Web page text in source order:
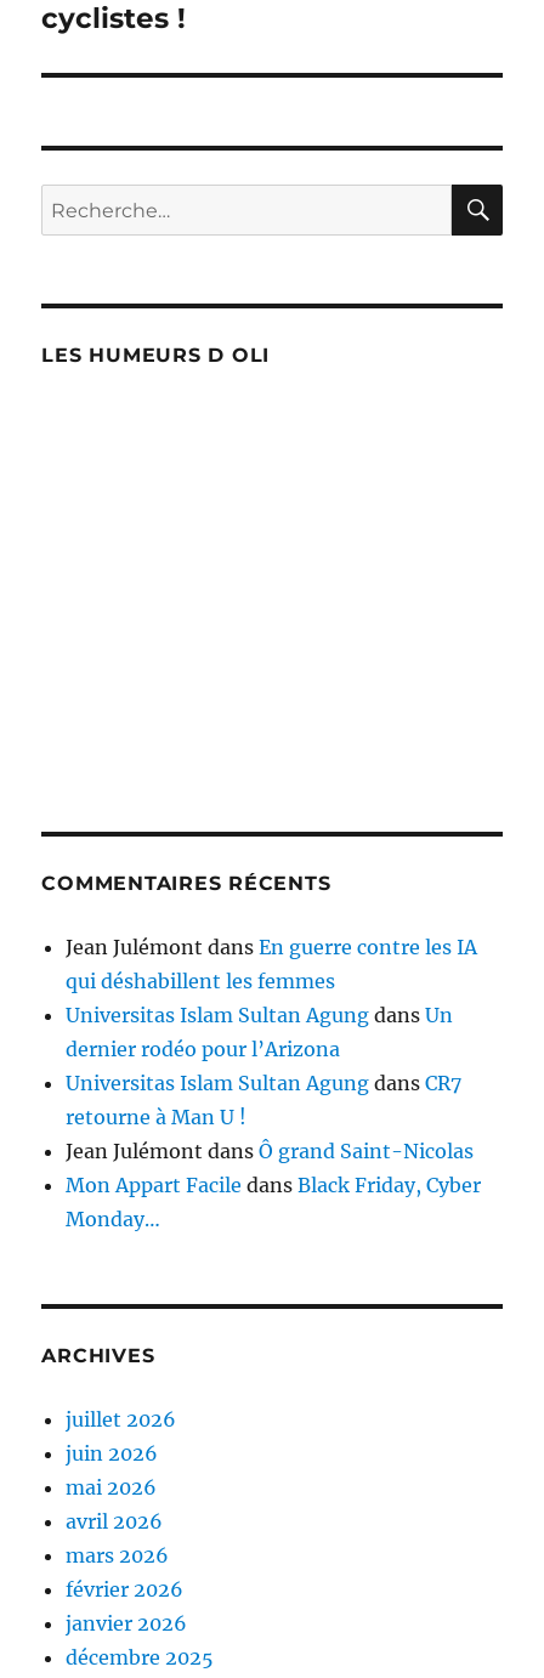
l’article
cyclistes !
Recherche
pour :
LES HUMEURS D OLI
COMMENTAIRES RÉCENTS
Jean Julémont dansEn guerre contre les IA
qui déshabillent les femmes
Universitas Islam Sultan Agung dansUn
dernier rodéo pour l’Arizona
Universitas Islam Sultan Agung dansCR7
retourne à Man U !
Jean Julémont dansÔ grand Saint-Nicolas
Mon Appart Facile dansBlack Friday, Cyber
Monday…
ARCHIVES
juillet 2026
juin 2026
mai 2026
avril 2026
mars 2026
février 2026
janvier 2026
décembre 2025